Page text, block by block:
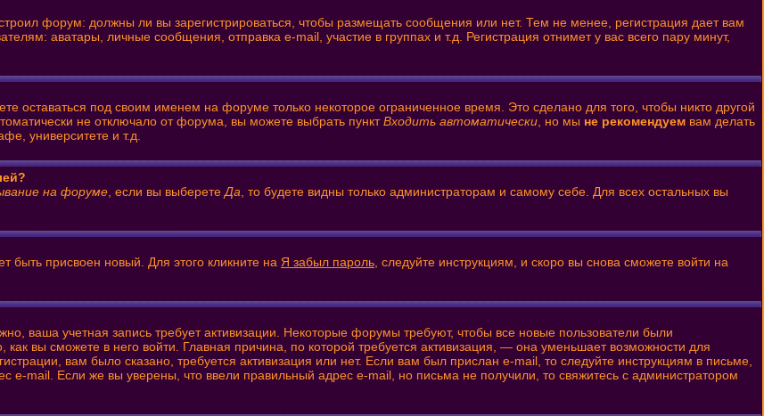
форум: должны ли вы зарегистрироваться, чтобы размещать сообщения или нет. Тем не менее, регистрация дает вам
аватары, личные сообщения, отправка e-mail, участие в группах и т.д. Регистрация отнимет у вас всего пару минут,
оставаться под своим именем на форуме только некоторое ограниченное время. Это сделано для того, чтобы никто другой
не отключало от форума, вы можете выбрать пунктВходить автоматически , но мы не рекомендуем вам делать
университете и т.д.
на форуме , если вы выберете Да , то будете видны только администраторам и самому себе. Для всех остальных вы
быть присвоен новый. Для этого кликните на Я забыл пароль , следуйте инструкциям, и скоро вы снова сможете войти на
ваша учетная запись требует активизации. Некоторые форумы требуют, чтобы все новые пользователи были
вы сможете в него войти. Главная причина, по которой требуется активизация, — она уменьшает возможности для
вам было сказано, требуется активизация или нет. Если вам был прислан e-mail, то следуйте инструкциям в письме,
e-mail. Если же вы уверены, что ввели правильный адрес e-mail, но письма не получили, то свяжитесь с администратором